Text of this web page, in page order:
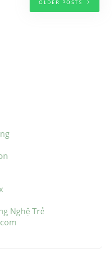
OLDER POSTS
Nghệ Trẻ